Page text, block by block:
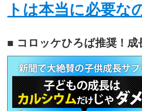
トは本当に必要な
■ コロッケひろば推奨！成